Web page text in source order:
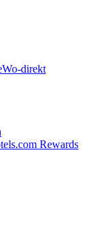
direkt
Rewards